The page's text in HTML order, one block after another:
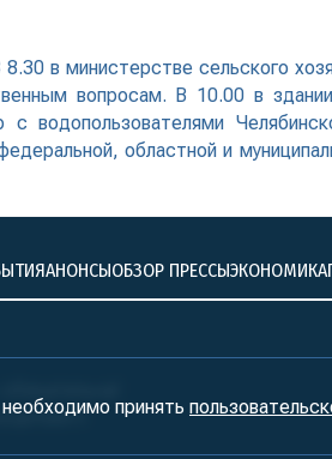
в министерстве сельского
вопросам. В 10.00 в
водопользователями
областной и
АНОНСЫОБЗОР ПРЕССЫЭКОНОМИКА
принять